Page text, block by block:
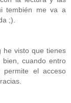
tembién me va a
;).
he visto que tienes
cuando entro
el acceso